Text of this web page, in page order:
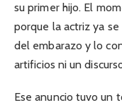
su primer hijo. El
porque la actriz ya
del embarazo y lo
artificios ni un
Ese anuncio tuvo un